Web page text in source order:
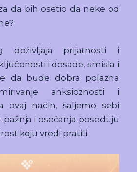
da bih osetio da neke od
doživljaja prijatnosti i
i dosade, smisla i
da bude dobra polazna
anksioznosti i
ovaj način, šaljemo sebi
pažnja i osećanja poseduju
koju vredi pratiti.